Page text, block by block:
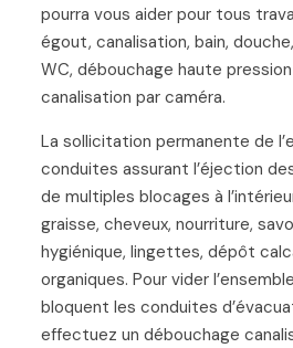
pourra vous aider pour tous
égout, canalisation, bain,
WC, débouchage haute
canalisation par caméra.
La sollicitation permanente de
conduites assurant l’éjection
de multiples blocages à
graisse, cheveux, nourriture,
hygiénique, lingettes, dépôt
organiques. Pour vider
bloquent les conduites
effectuez un débouchage